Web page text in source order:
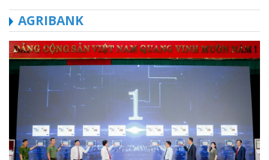
AGRIBANK